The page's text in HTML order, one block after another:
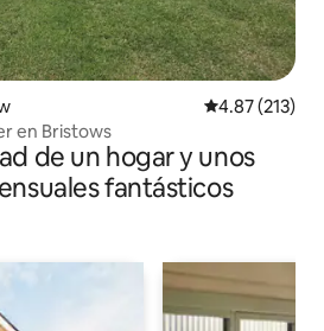
Calificación
4.87 (213)
en Bristows
de un hogar y unos
fantásticos